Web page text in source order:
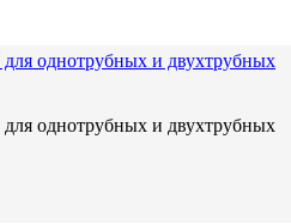
однотрубных и двухтрубных
однотрубных и двухтрубных